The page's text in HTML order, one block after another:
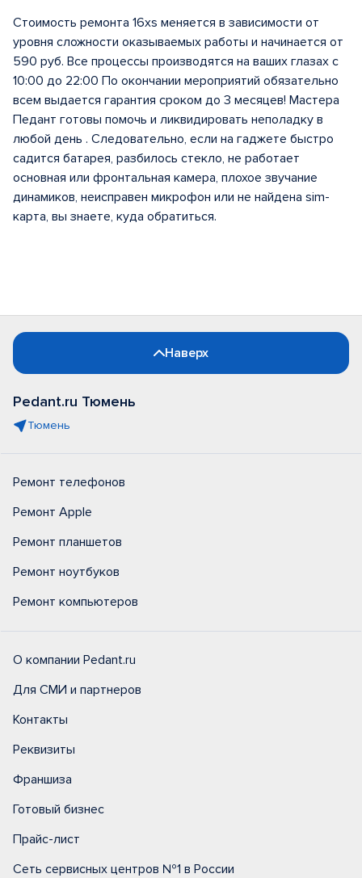
Стоимость ремонта 16xs меняется в зависимости от
уровня сложности оказываемых работы и начинается от
590 руб. Все процессы производятся на ваших глазах с
10:00 до 22:00 По окончании мероприятий обязательно
всем выдается гарантия сроком до 3 месяцев! Мастера
Педант готовы помочь и ликвидировать неполадку в
любой день . Следовательно, если на гаджете быстро
садится батарея, разбилось стекло, не работает
основная или фронтальная камера, плохое звучание
динамиков, неисправен микрофон или не найдена sim-
карта, вы знаете, куда обратиться.
Наверх
Pedant.ru Тюмень
Тюмень
Ремонт телефонов
Ремонт Apple
Ремонт планшетов
Ремонт ноутбуков
Ремонт компьютеров
О компании Pedant.ru
Для СМИ и партнеров
Контакты
Реквизиты
Франшиза
Готовый бизнес
Прайс-лист
Сеть сервисных центров №1 в России